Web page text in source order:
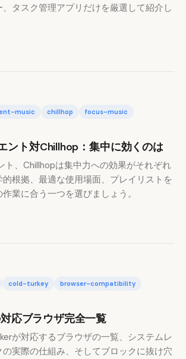
タスク管理アプリだけを厳選して紹介し
music chillhop
focus-music
ント対Chillhop：集中に効くのは
、Chillhopは集中力への効果がそれぞれ
根拠、最適な使用場面、プレイリストを
業に合う一つを選びましょう。
cold-turkey
browser-compatibility
応ブラウザ完全一覧
が対応するブラウザの一覧、システムレ
実際の仕組み、そしてブロックに抜け穴